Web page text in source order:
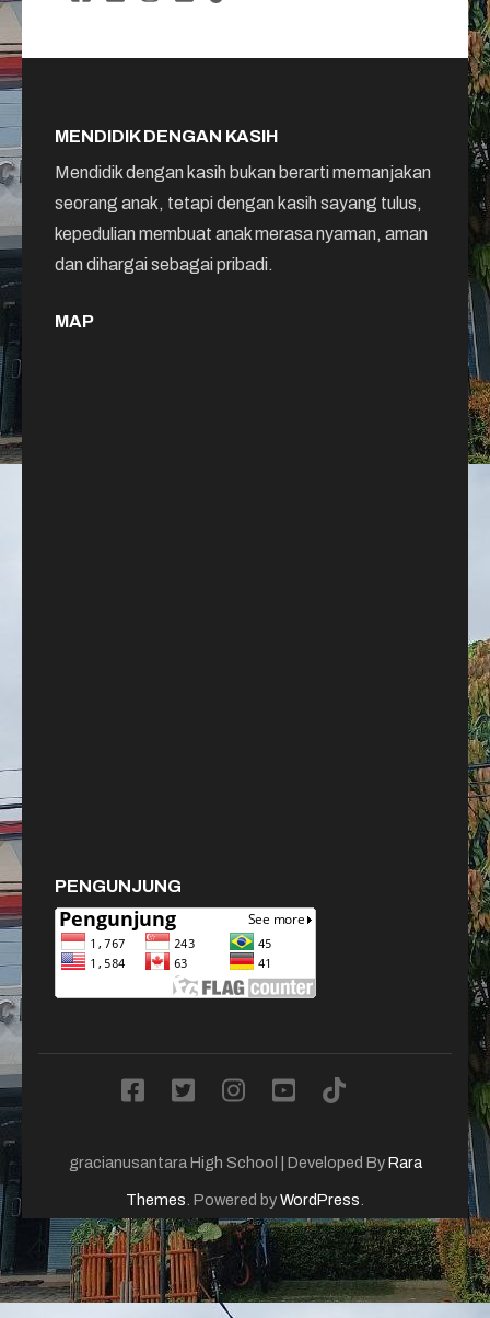
MENDIDIK DENGAN KASIH
Mendidik dengan kasih bukan berarti memanjakan
seorang anak, tetapi dengan kasih sayang tulus,
kepedulian membuat anak merasa nyaman, aman
dan dihargai sebagai pribadi.
MAP
PENGUNJUNG
gracianusantara High School | Developed ByRara
Themes . Powered byWordPress